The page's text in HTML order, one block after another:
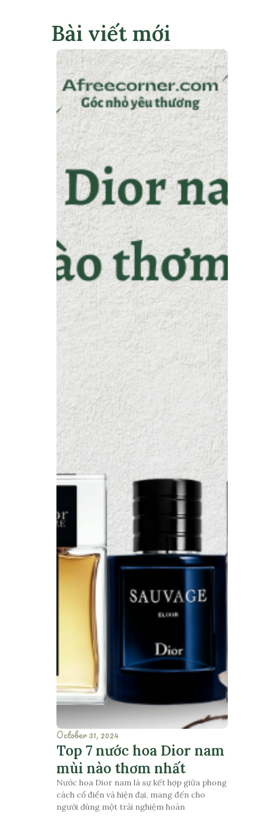
Bài viết mới
October 31, 2024
Top 7 nước hoa Dior nam
mùi nào thơm nhất
Nước hoa Dior nam là sự kết hợp giữa phong
cách cổ điển và hiện đại, mang đến cho
người dùng một trải nghiệm hoàn